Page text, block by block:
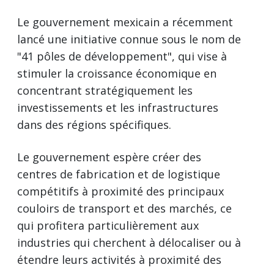
Le gouvernement mexicain a récemment
lancé une initiative connue sous le nom de
"41 pôles de développement", qui vise à
stimuler la croissance économique en
concentrant stratégiquement les
investissements et les infrastructures
dans des régions spécifiques.
Le gouvernement espère créer des
centres de fabrication et de logistique
compétitifs à proximité des principaux
couloirs de transport et des marchés, ce
qui profitera particulièrement aux
industries qui cherchent à délocaliser ou à
étendre leurs activités à proximité des